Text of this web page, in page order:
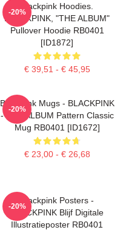
Blackpink Hoodies.
BLACKPINK, "THE ALBUM"
Pullover Hoodie RB0401
[ID1872]
€ 39,51 - € 45,95
-20%
Blackpink Mugs - BLACKPINK
- THE ALBUM Pattern Classic
Mug RB0401 [ID1672]
€ 23,00 - € 26,68
-20%
Blackpink Posters -
BLACKPINK Blijf Digitale
Illustratieposter RB0401
-20%